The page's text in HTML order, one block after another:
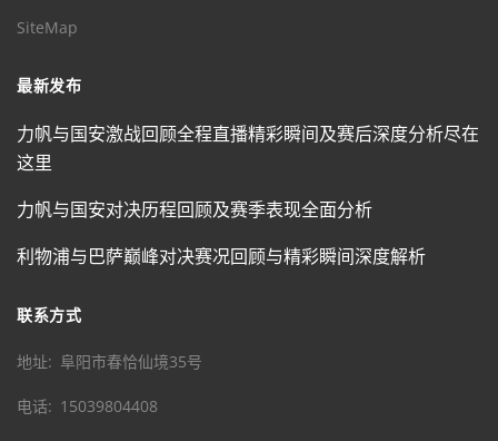
SiteMap
最新发布
力帆与国安激战回顾全程直播精彩瞬间及赛后深度分析尽在
这里
力帆与国安对决历程回顾及赛季表现全面分析
利物浦与巴萨巅峰对决赛况回顾与精彩瞬间深度解析
联系方式
地址 阜阳市春恰仙境35号
电话 15039804408